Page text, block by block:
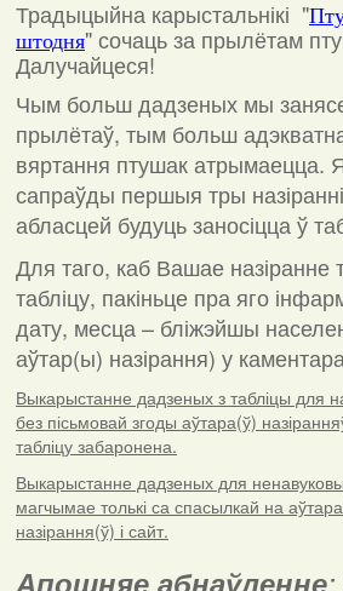
Традыцыйна карыстальнікі "
штодня"сочаць за прылётам
Далучайцеся!
Чым больш дадзеных мы
прылётаў, тым больш
вяртання птушак атрымаецца.
сапраўды першыя тры
абласцей будуць заносіцца ў
Для таго, каб Вашае назіранне
табліцу, пакіньце пра яго
дату, месца – бліжэйшы
аўтар(ы) назірання) у
Выкарыстанне дадзеных з табліцы для
без пісьмовай згоды аўтара(ў)
табліцу забаронена.
Выкарыстанне дадзеных для
магчымае толькі са спасылкай на
назірання(ў) і сайт.
Апошняе абнаўленне: